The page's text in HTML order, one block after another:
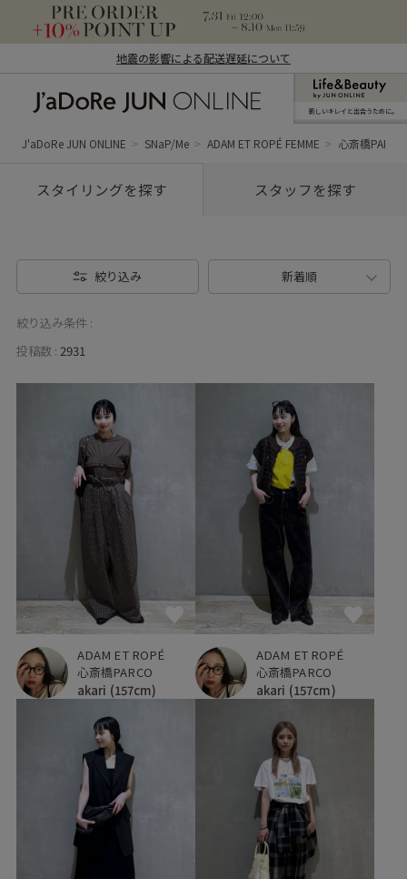
地震の影響による配送遅延について
ン オンライン）
新しいキレイと出合うために。
J'aDoRe JUN ONLINE SNaP/Me ADAM ET ROPÉ FEMME 心斎橋PARCO
スタイリングを探す スタッフを探す
絞り込み 新着順
絞り込み条件 :
投稿数 : 2931
ADAM ET ROPÉ
心斎橋PARCO
akari (157cm)
ADAM ET ROPÉ
心斎橋PARCO
akari (157cm)